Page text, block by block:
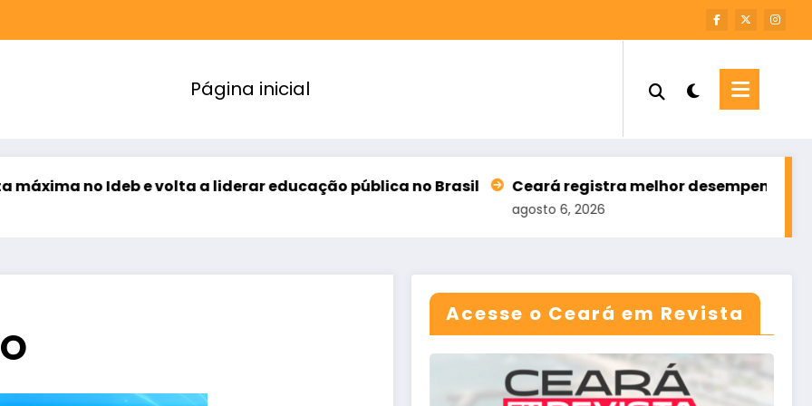
Página inicial
e volta a liderar educação pública no Brasil Ceará registra melhor desempenho da história no
Acesse o Ceará em Revista